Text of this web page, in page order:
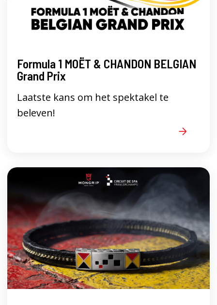
Formula 1 MOËT & CHANDON BELGIAN
Grand Prix
Laatste kans om het spektakel te
beleven!